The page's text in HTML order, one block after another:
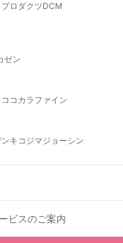
ロダクツDCM
ゼン
ココカラファイン
キコジマジョーシン
ビスのご案内